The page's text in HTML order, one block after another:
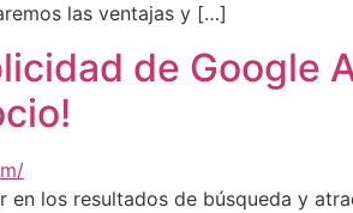
las ventajas y […]
de Google
los resultados de búsqueda y